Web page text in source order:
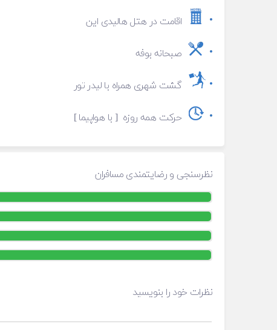
اقامت در هتل هالیدی این
صبحانه بوفه
گشت شهری همراه با لیدر تور
حرکت همه روزه [ با هواپیما ]
نظرسنجی و رضایتمندی مسافران
نظرات خود را بنویسید